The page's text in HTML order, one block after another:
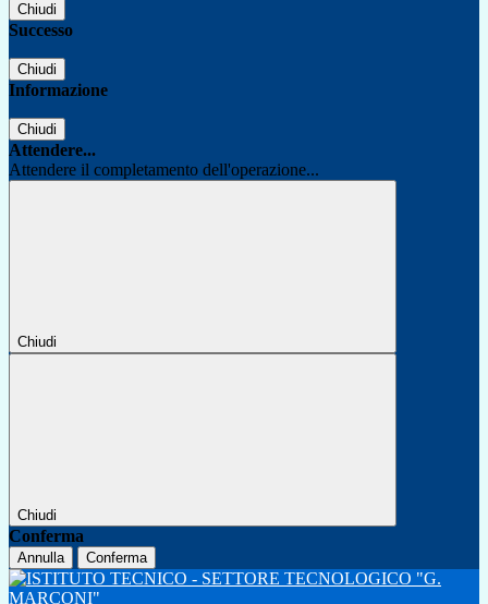
Chiudi
Successo
Chiudi
Informazione
Chiudi
Attendere...
Attendere il completamento dell'operazione...
Chiudi
Chiudi
Conferma
Annulla Conferma